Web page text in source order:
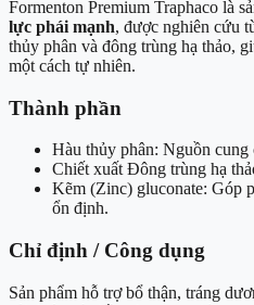
Formenton Premium Traphaco là
lực phái mạnh, được nghiên cứu
thủy phân và đông trùng hạ thảo,
một cách tự nhiên.
Thành phần
Hàu thủy phân: Nguồn cung
Chiết xuất Đông trùng hạ
Kẽm (Zinc) gluconate: Góp
ổn định.
Chỉ định / Công dụng
Sản phẩm hỗ trợ bổ thận, tráng